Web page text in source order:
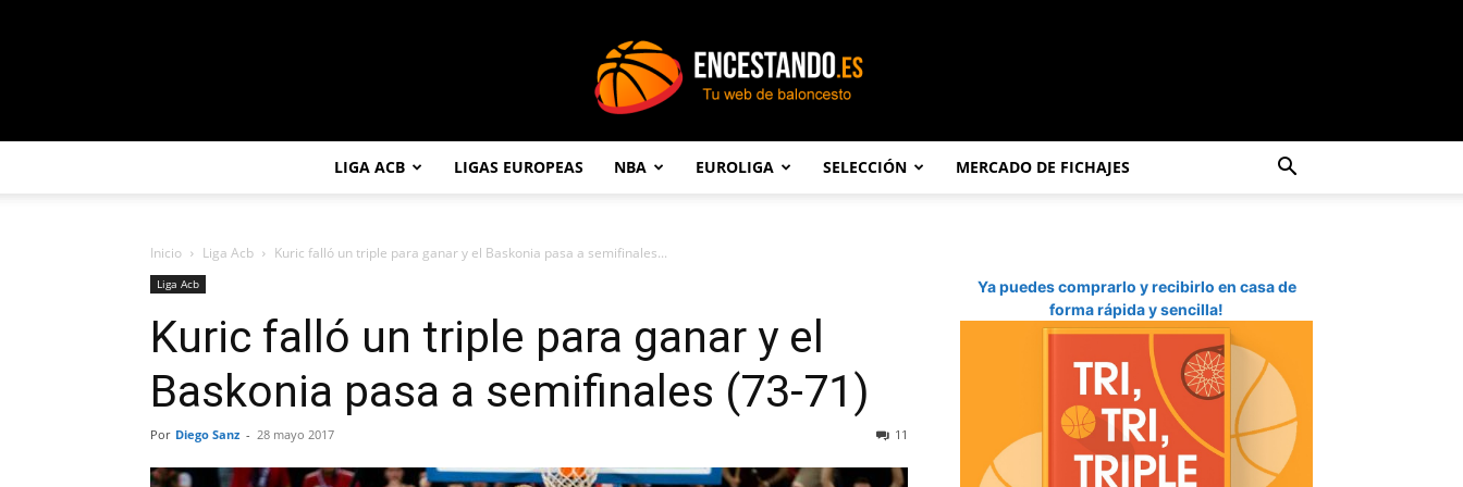
LIGA ACB LIGAS EUROPEAS NBA EUROLIGA SELECCIÓN MERCADO DE FICHAJES
Inicio Liga Acb Kuric falló un triple para ganar y el Baskonia pasa a semifinales...
Liga Acb
Kuric falló un triple para ganar y el
Baskonia pasa a semifinales (73-71)
Por Diego Sanz - 28 mayo 2017 11
Ya puedes comprarlo y recibirlo en casa de
forma rápida y sencilla!